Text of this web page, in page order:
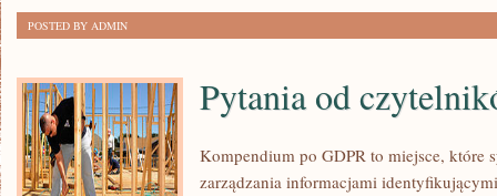
POSTED BY ADMIN
Pytania od
Kompendium po GDPR to miejsce, które
zarządzania informacjami